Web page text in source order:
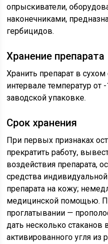
опрыскиватели,
наконечниками,
гербицидов.
Хранение препарата
Хранить препарат в
интервале температур от
заводской упаковке.
Срок хранения
При первых признаках
прекратить работу,
воздействия препарата,
средства
препарата на кожу;
медицинской помощью.
проглатывании —
дать несколько
активированного угля из